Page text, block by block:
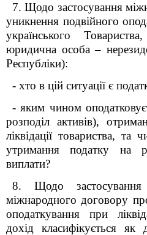
7. Щодо застосування
уникнення подвійного
українського
юридична особа –
Республіки):
- хто в цій ситуації є
- яким чином
розподіл активів),
ліквідації товариства,
утримання податку на
виплати?
8. Щодо
міжнародного договору
оподаткування при
дохід класифікується